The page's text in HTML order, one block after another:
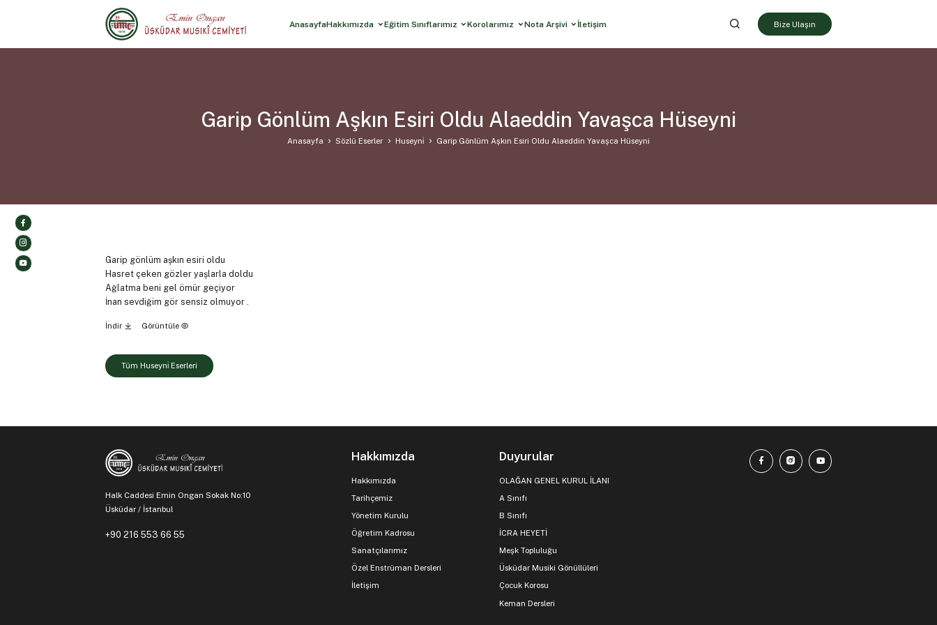
AnasayfaHakkımızda Eğitim Sınıflarımız Korolarımız Nota Arşivi İletişim Bize Ulaşın
Garip Gönlüm Aşkın Esiri Oldu Alaeddin Yavaşca Hüseyni
Anasayfa Sözlü Eserler Huseyni̇ Garip Gönlüm Aşkın Esiri Oldu Alaeddin Yavaşca Hüseyni
Garip gönlüm aşkın esiri oldu
Hasret çeken gözler yaşlarla doldu
Ağlatma beni gel ömür geçiyor
İnan sevdiğim gör sensiz olmuyor .
İndir Görüntüle
Tüm Huseyni̇ Eserleri
Halk Caddesi Emin Ongan Sokak No:10
Üsküdar / İstanbul
+90 216 553 66 55
Hakkımızda
Hakkımızda
Tarihçemiz
Yönetim Kurulu
Öğretim Kadrosu
Sanatçılarımız
Özel Enstrüman Dersleri
İletişim
Duyurular
OLAĞAN GENEL KURUL İLANI
A Sınıfı
B Sınıfı
İCRA HEYETİ
Meşk Topluluğu
Üsküdar Musiki Gönüllüleri
Çocuk Korosu
Keman Dersleri